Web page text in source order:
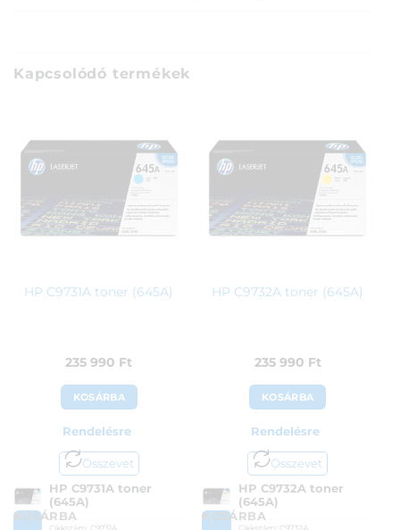
Kapcsolódó termékek
HP C9731A toner (645A)
235 990 Ft
KOSÁRBA
Rendelésre
Összevet
KOSÁRBA
HP C9731A toner
(645A)
Cikkszám: C9731A
HP C9732A toner (645A)
235 990 Ft
KOSÁRBA
Rendelésre
Összevet
KOSÁRBA
HP C9732A toner
(645A)
Cikkszám: C9732A